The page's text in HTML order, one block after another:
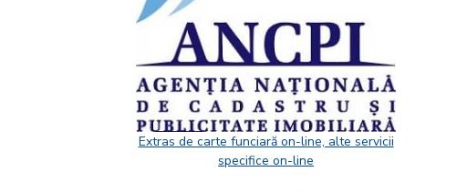
Extras de carte funciară on-line, alte servicii
specifice on-line